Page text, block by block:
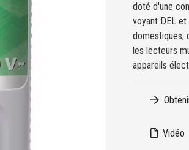
doté d'une
voyant DEL
domestiques,
les lecteurs
appareils
Vidéo